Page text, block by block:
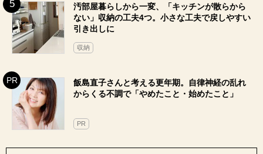
汚部屋暮らしから一変、「キッチンが散らから
ない」収納の工夫4つ。小さな工夫で戻しやすい
引き出しに
収納
飯島直子さんと考える更年期。自律神経の乱れ
からくる不調で「やめたこと・始めたこと」
PR